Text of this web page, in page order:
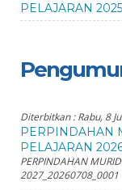
PELAJARAN
Diterbitkan :Rabu, 8
PERPINDAHAN
PELAJARAN
PERPINDAHAN